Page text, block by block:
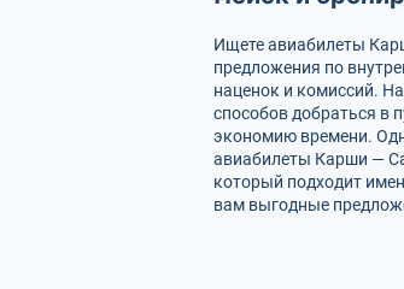
Ищете авиабилеты
предложения по
наценок и комиссий.
способов добраться в
экономию времени.
авиабилеты Карши —
который подходит
вам выгодные